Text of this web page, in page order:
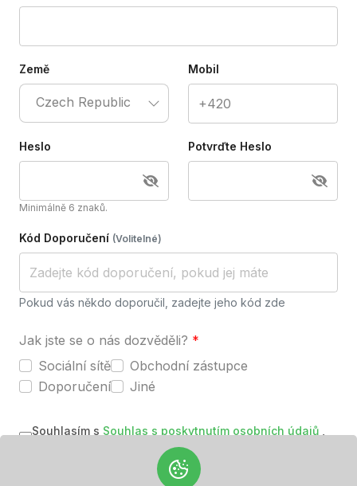
Země
Czech Republic
Mobil
+420
Heslo
Minimálně 6 znaků.
Potvrďte Heslo
Kód Doporučení (volitelné)
Pokud vás někdo doporučil, zadejte jeho kód zde
Jak jste se o nás dozvěděli? *
Sociální sítě
Obchodní zástupce
Doporučení
Jiné
Souhlasím s Souhlas s poskytnutím osobních údajů
Souhlas se zpracováním recenze